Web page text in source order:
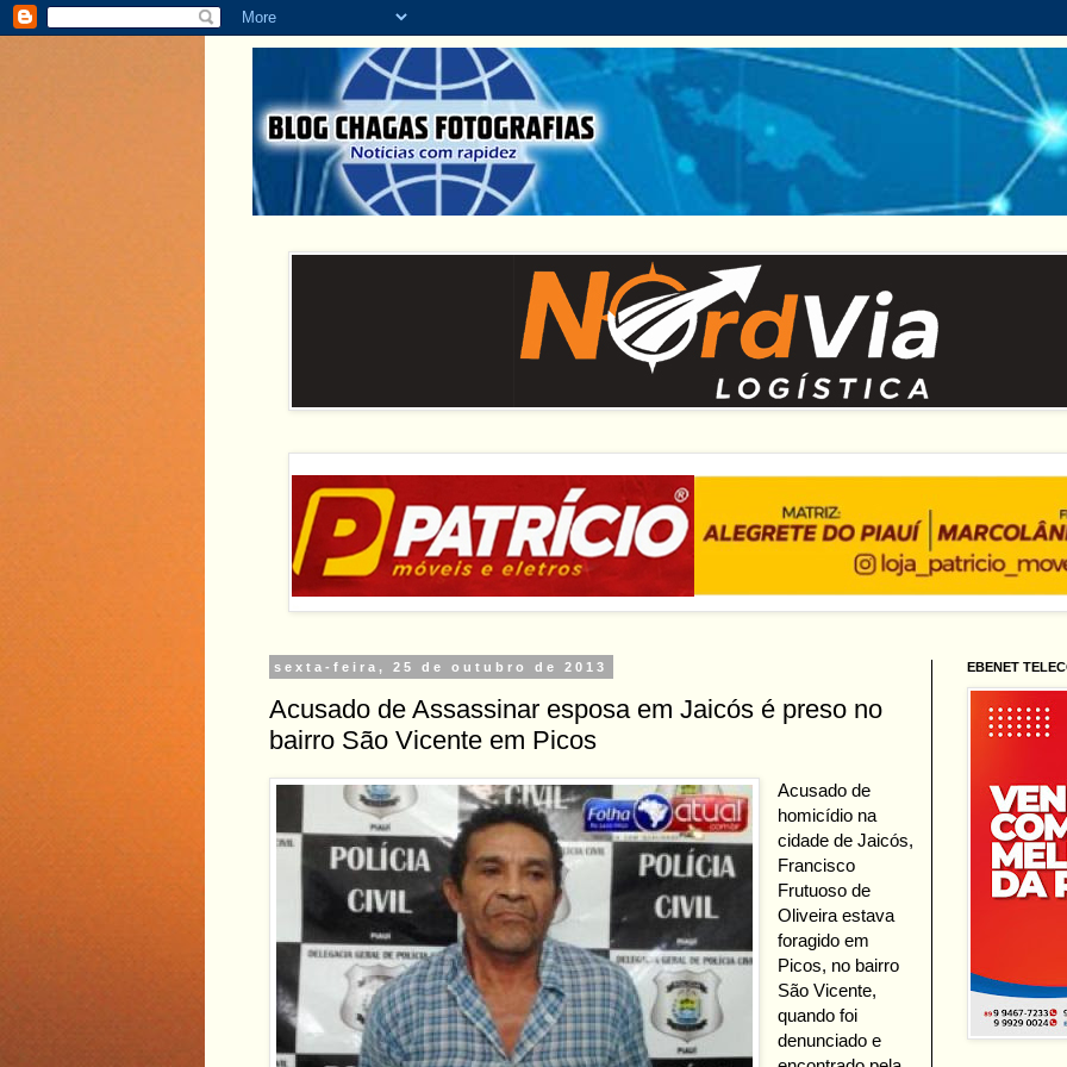
sexta-feira, 25 de outubro de 2013
Acusado de Assassinar esposa em Jaicós é preso no
bairro São Vicente em Picos
Acusado de
homicídio na
cidade de Jaicós,
Francisco
Frutuoso de
Oliveira estava
foragido em
Picos, no bairro
São Vicente,
quando foi
denunciado e
EBENET